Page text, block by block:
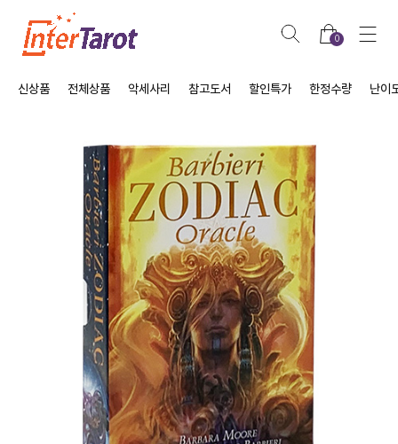
0
신상품 전체상품 악세사리 참고도서 할인특가 한정수량 난이